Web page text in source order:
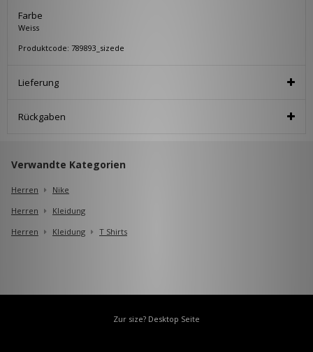
Farbe
Weiss
Produktcode: 789893_sizede
Lieferung
Rückgaben
Verwandte Kategorien
Herren
Nike
Herren
Kleidung
Herren
Kleidung T Shirts
Zur size? Desktop Seite